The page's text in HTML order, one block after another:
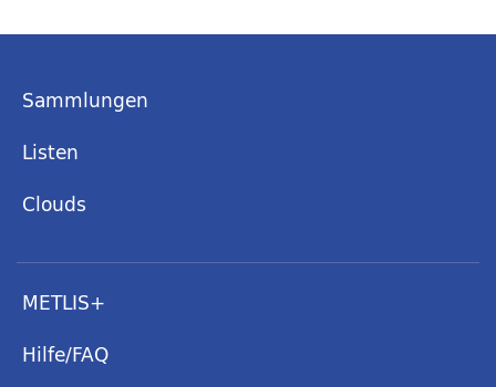
Sammlungen
Listen
Clouds
METLIS+
Hilfe/FAQ